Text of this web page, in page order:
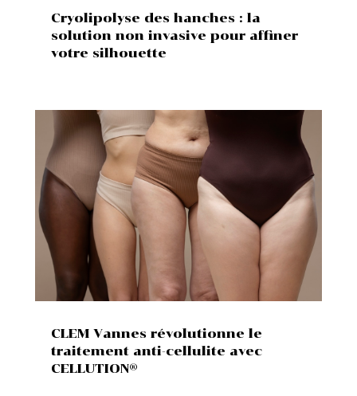
Cryolipolyse des hanches : la
solution non invasive pour affiner
votre silhouette
CLEM Vannes révolutionne le
traitement anti-cellulite avec
CELLUTION®